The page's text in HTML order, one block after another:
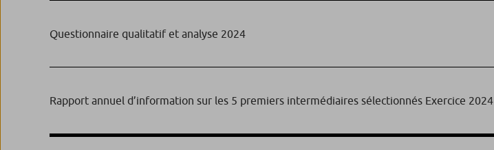
Questionnaire qualitatif et analyse 2024
Rapport annuel d’information sur les 5 premiers intermédiaires sélectionnés Exercice 2024